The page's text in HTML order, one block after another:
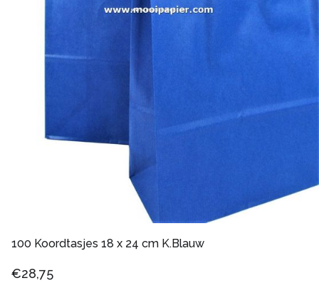
100 Koordtasjes 18 x 24 cm K.Blauw
€28,75